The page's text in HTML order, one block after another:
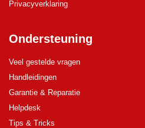
Privacyverklaring
Ondersteuning
Veel gestelde vragen
Handleidingen
Garantie & Reparatie
Helpdesk
Tips & Tricks